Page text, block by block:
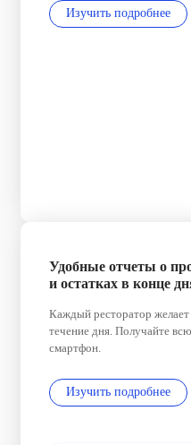
Изучить подробнее
Удобные отчеты о
и остатках в конце
Каждый ресторатор желает
течение дня. Получайте
смартфон.
Изучить подробнее